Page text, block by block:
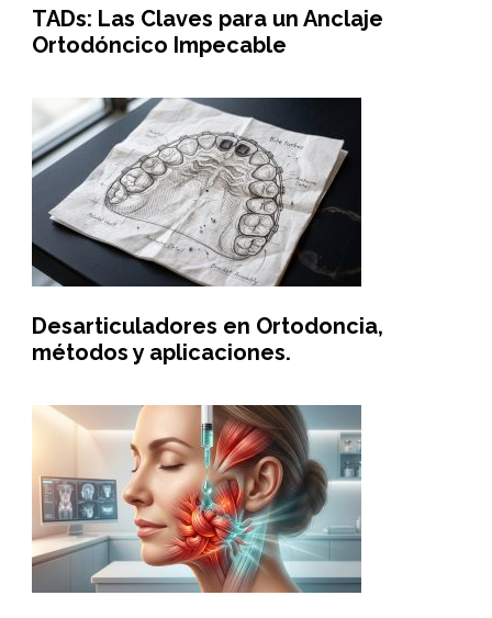
TADs: Las Claves para un Anclaje
Ortodóncico Impecable
Desarticuladores en Ortodoncia,
métodos y aplicaciones.